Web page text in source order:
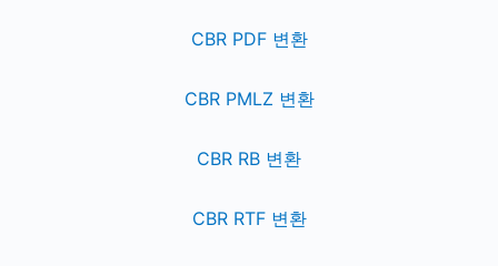
CBR PDF 변환
CBR PMLZ 변환
CBR RB 변환
CBR RTF 변환